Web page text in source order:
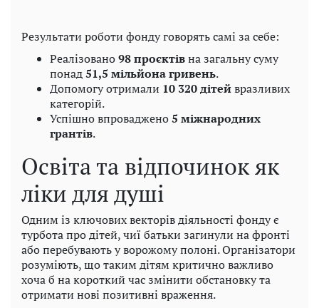
Результати роботи фонду говорять самі за себе:
Реалізовано98 проєктівна загальну суму
понад51,5 мільйона гривень.
Допомогу отримали 10 320 дітейвразливих
категорій.
Успішно впроваджено5 міжнародних
грантів.
Освіта та відпочинок як
ліки для душі
Одним із ключових векторів діяльності фонду є
турбота про дітей, чиї батьки загинули на фронті
або перебувають у ворожому полоні. Організатори
розуміють, що таким дітям критично важливо
хоча б на короткий час змінити обстановку та
отримати нові позитивні враження.